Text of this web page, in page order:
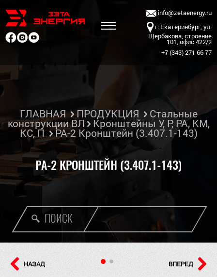
info@zetaenergy.ru
г. Екатеринбург, ул.
Щербакова, строение
101, офис 422/2
+7 (343) 271 66 77
ПОИСК
ГЛАВНАЯ ПРОДУКЦИЯ Стальные
конструкции ВЛ Кронштейны У, Р, РА, КМ,
КС, П РА-2 Кронштейн (3.407.1-143)
РА-2 КРОНШТЕЙН (3.407.1-143)
НАЗАД ВПЕРЕД